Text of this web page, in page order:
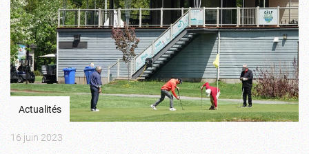
Actualités
16 juin 2023